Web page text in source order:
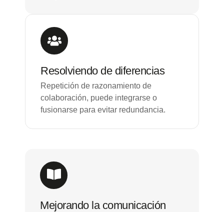
Resolviendo de diferencias
Repetición de razonamiento de
colaboración, puede integrarse o
fusionarse para evitar redundancia.
Mejorando la comunicación